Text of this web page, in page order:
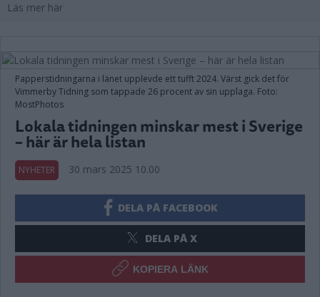
Läs mer här
Papperstidningarna i länet upplevde ett tufft 2024. Värst gick det för
Vimmerby Tidning som tappade 26 procent av sin upplaga. Foto:
MostPhotos
Lokala tidningen minskar mest i Sverige
– här är hela listan
NYHETER 30 mars 2025 10.00
DELA PÅ FACEBOOK
DELA PÅ X
KOPIERA LÄNK